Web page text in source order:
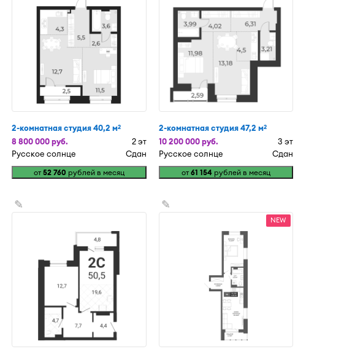
2-комнатная студия 40,2 м2
8 800 000 руб.
2 эт
Русское солнце
Сдан
от 52 760 рублей в месяц
2-комнатная студия 47,2 м2
10 200 000 руб.
3 эт
Русское солнце
Сдан
от 61 154рублей в месяц
✎ ✎
NEW